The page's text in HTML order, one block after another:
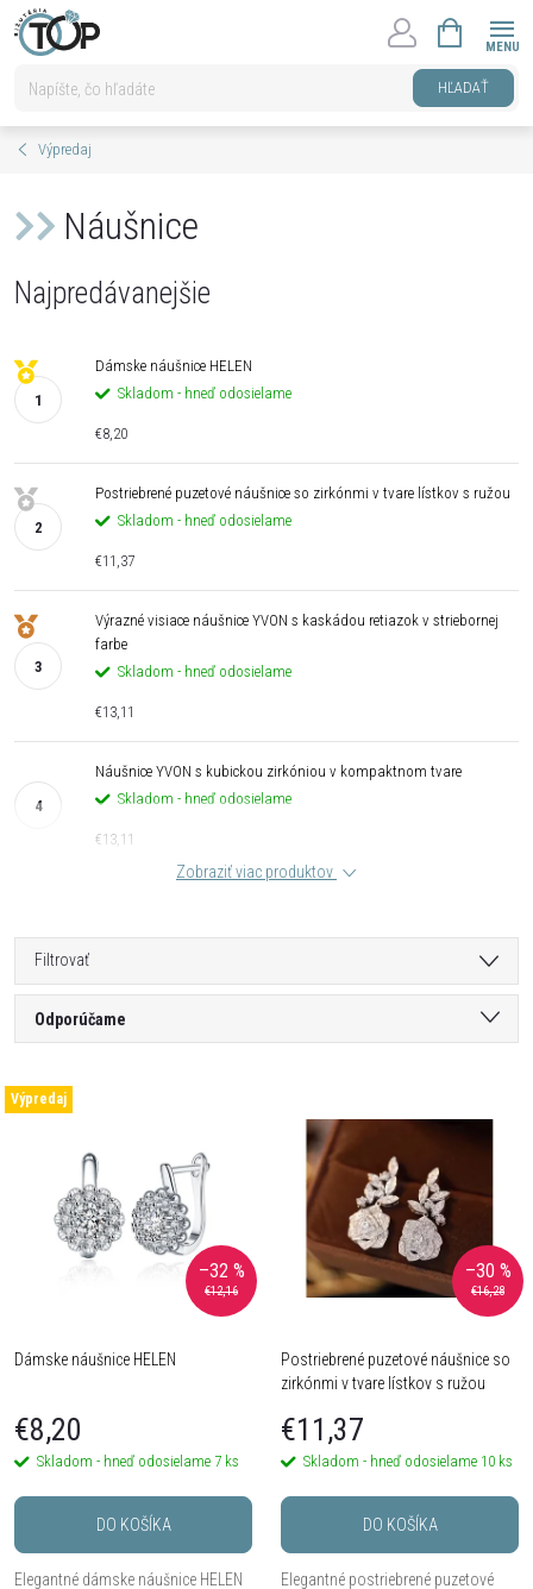
Prejsť
na
HĽADAŤ
KOŠÍK
Výpredaj
Náušnice
Najpredávanejšie
Dámske náušnice HELEN
Skladom - hneď odosielame
€8,20
Postriebrené puzetové náušnice so zirkónmi v tvare lístkov s ružou
Skladom - hneď odosielame
€11,37
Výrazné visiace náušnice YVON s kaskádou retiazok v striebornej
farbe
Skladom - hneď odosielame
€13,11
Náušnice YVON s kubickou zirkóniou v kompaktnom tvare
Skladom - hneď odosielame
€13,11
Zobraziť viac produktov
Filtrovať
R
a
e
p
r
o
Odporúčame
Najdrahšie
Najpredávanejšie
Abecedne
V
s
p
r
Výpredaj
€12,16
–32 %
Dámske náušnice HELEN
€8,20
Skladom - hneď odosielame 7 ks
DO KOŠÍKA
Elegantné dámske náušnice HELEN
€16,28
–30 %
Postriebrené puzetové náušnice so
zirkónmi v tvare lístkov s ružou
€11,37
Skladom - hneď odosielame 10 ks
DO KOŠÍKA
Elegantné postriebrené puzetové